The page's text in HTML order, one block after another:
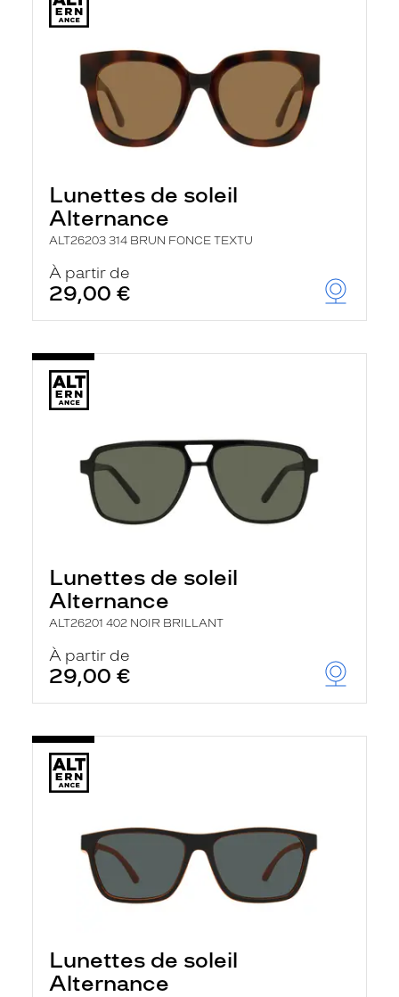
Lunettes de soleil
Alternance
ALT26203 314 BRUN FONCE TEXTU
À partir de
29,00 €
Lunettes de soleil
Alternance
ALT26201 402 NOIR BRILLANT
À partir de
29,00 €
Lunettes de soleil
Alternance